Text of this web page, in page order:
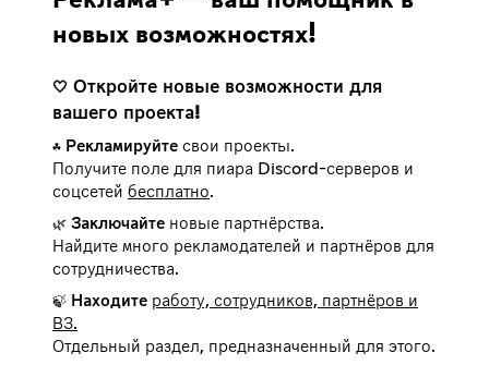
новых возможностях!
🤍 Откройте новые возможности для
вашего проекта!
☘️ Рекламируйте свои проекты.
Получите поле для пиара Disсord-серверов и
соцсетей бесплатно.
🌿 Заключайте новые партнёрства.
Найдите много рекламодателей и партнёров для
сотрудничества.
🍃 Находите работу, сотрудников, партнёров и
ВЗ.
Отдельный раздел, предназначенный для этого.